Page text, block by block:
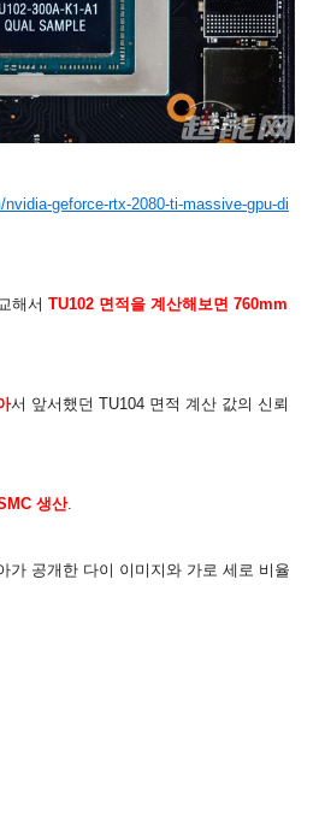
geforce-rtx-2080-ti-massive-gpu-di
해서 TU102 면적을 계산해보면 760mm
서 앞서했던 TU104 면적 계산 값의 신뢰
생산.
가 공개한 다이 이미지와 가로 세로 비율